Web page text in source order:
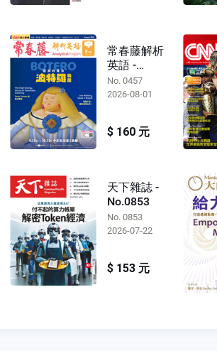
常春藤解析
英語 -
No.0457
No. 0457
2026-08-01
$ 160 元
天下雜誌 -
No.0853
No. 0853
2026-07-22
$ 153 元